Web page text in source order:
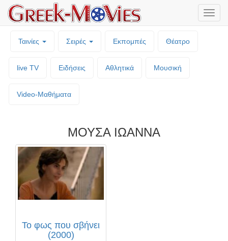
Ταινίες Σειρές Εκπομπές Θέατρο
live TV Ειδήσεις Αθλητικά Μουσική
Video-Mαθήματα
ΜΟΥΣΑ ΙΩΑΝΝΑ
Το φως που σβήνει
(2000)